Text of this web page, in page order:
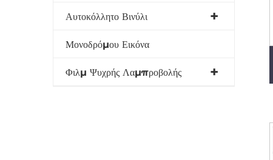
Αυτοκόλλητο Βινύλι
Μονοδρόμου Εικόνα
Φιλμ Ψυχρής Λαμπροβολής